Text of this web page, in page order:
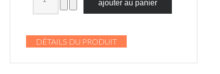
DÉTAILS DU PRODUIT